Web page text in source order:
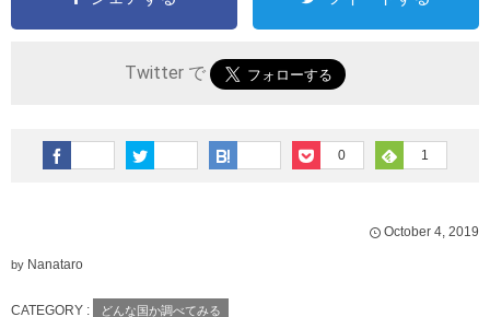
Twitter で
0 1
October 4, 2019
by Nanataro
CATEGORY : どんな国か調べてみる